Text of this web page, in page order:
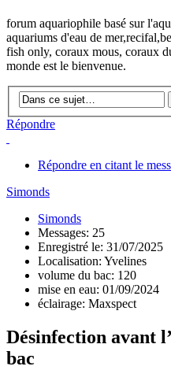
forum aquariophile basé sur
aquariums d'eau de
fish only, coraux mous, coraux
monde est le bienvenue.
Répondre
Répondre en citant le
Simonds
Simonds
Messages: 25
Enregistré le: 31/07/2025
Localisation: Yvelines
volume du bac: 120
mise en eau: 01/09/2024
éclairage: Maxspect
Désinfection avant
bac